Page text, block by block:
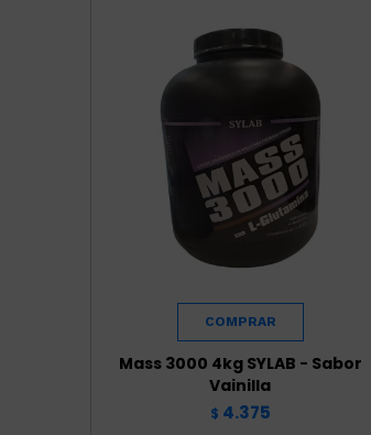
Mass 3000 4kg SYLAB - Sabor
Vainilla
$ 4.375